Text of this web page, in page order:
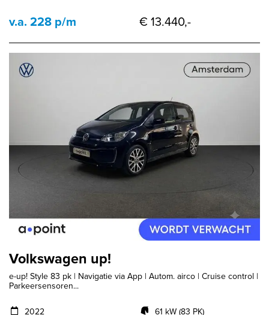
v.a. 228 p/m € 13.440,-
Volkswagen up!
e-up! Style 83 pk | Navigatie via App | Autom. airco | Cruise control |
Parkeersensoren...
2022 61 kW (83 PK)